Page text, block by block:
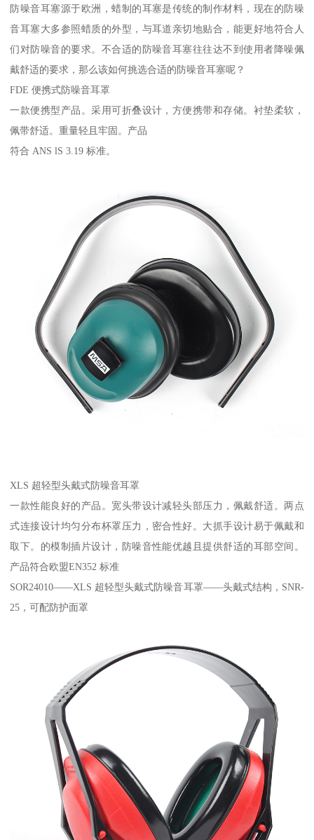
防噪音耳塞源于欧洲，蜡制的耳塞是传统的制作材料，现在的防噪
音耳塞大多参照蜡质的外型，与耳道亲切地贴合，能更好地符合人
们对防噪音的要求。不合适的防噪音耳塞往往达不到使用者降噪佩
戴舒适的要求，那么该如何挑选合适的防噪音耳塞呢？
FDE 便携式防噪音耳罩
一款便携型产品。采用可折叠设计，方便携带和存储。衬垫柔软，
佩带舒适。重量轻且牢固。产品
符合 ANS lS 3.19 标准。
XLS 超轻型头戴式防噪音耳罩
一款性能良好的产品。宽头带设计减轻头部压力，佩戴舒适。两点
式连接设计均匀分布杯罩压力，密合性好。大抓手设计易于佩戴和
取下。的模制插片设计，防噪音性能优越且提供舒适的耳部空间。
产品符合欧盟EN352 标准
SOR24010——XLS 超轻型头戴式防噪音耳罩——头戴式结构，SNR-
25，可配防护面罩